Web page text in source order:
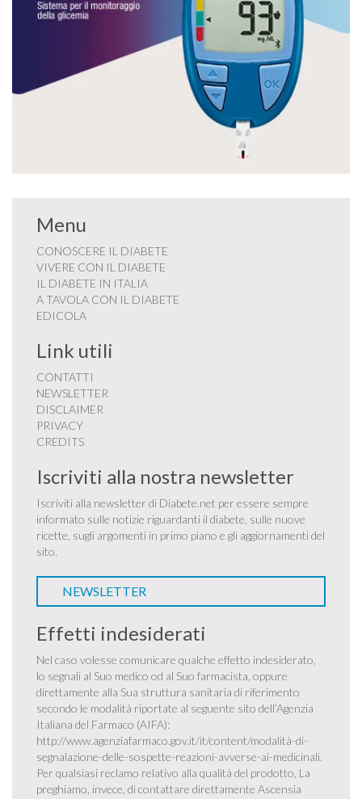
Menu
CONOSCERE IL DIABETE
VIVERE CON IL DIABETE
IL DIABETE IN ITALIA
A TAVOLA CON IL DIABETE
EDICOLA
Link utili
CONTATTI
NEWSLETTER
DISCLAIMER
PRIVACY
CREDITS
Iscriviti alla nostra newsletter
Iscriviti alla newsletter di Diabete.net per essere sempre
informato sulle notizie riguardanti il diabete, sulle nuove
ricette, sugli argomenti in primo piano e gli aggiornamenti del
sito.
NEWSLETTER
Effetti indesiderati
Nel caso volesse comunicare qualche effetto indesiderato,
lo segnali al Suo medico od al Suo farmacista, oppure
direttamente alla Sua struttura sanitaria di riferimento
secondo le modalità riportate al seguente sito dell’Agenzia
Italiana del Farmaco (AIFA):
http://www.agenziafarmaco.gov.it/it/content/modalità-di-
segnalazione-delle-sospette-reazioni-avverse-ai-medicinali.
Per qualsiasi reclamo relativo alla qualità del prodotto, La
preghiamo, invece, di contattare direttamente Ascensia